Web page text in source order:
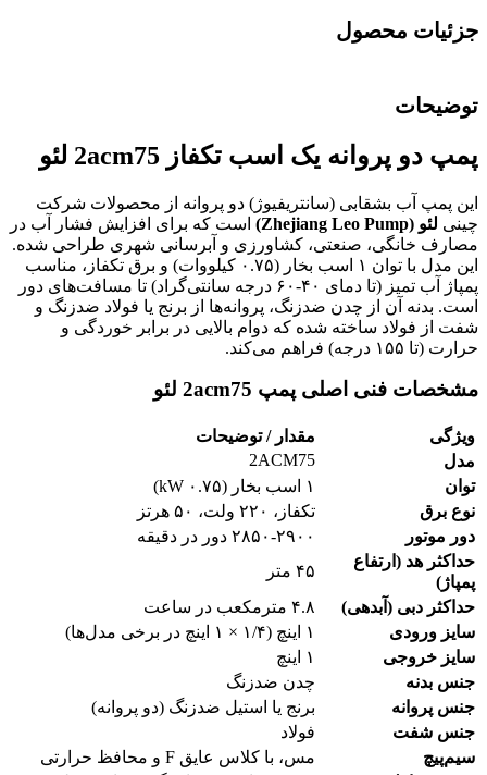
جزئیات محصول
توضیحات
پمپ دو پروانه یک اسب تکفاز 2acm75 لئو
این پمپ آب بشقابی (سانتریفیوژ) دو پروانه از محصولات شرکت
چینی لئو(Zhejiang Leo Pump)
است که برای افزایش فشار آب در
مصارف خانگی، صنعتی، کشاورزی و آبرسانی شهری طراحی شده.
این مدل با توان ۱ اسب بخار (۰.۷۵ کیلووات) و برق تکفاز، مناسب
پمپاژ آب تمیز (تا دمای ۴۰-۶۰ درجه سانتی‌گراد) تا مسافت‌های دور
است. بدنه آن از چدن ضدزنگ، پروانه‌ها از برنج یا فولاد ضدزنگ و
شفت از فولاد ساخته شده که دوام بالایی در برابر خوردگی و
حرارت (تا ۱۵۵ درجه) فراهم می‌کند.
مشخصات فنی اصلی پمپ 2acm75 لئو
ویژگی
مقدار / توضیحات
مدل
2ACM75
توان
۱ اسب بخار (۰.۷۵ kW)
نوع برق
تکفاز، ۲۲۰ ولت، ۵۰ هرتز
دور موتور
۲۸۵۰-۲۹۰۰ دور در دقیقه
حداکثر هد (ارتفاع
پمپاژ)
۴۵ متر
حداکثر دبی (آبدهی)
۴.۸ مترمکعب در ساعت
سایز ورودی
۱ اینچ (۱/۴ × ۱ اینچ در برخی مدل‌ها)
سایز خروجی
۱ اینچ
جنس بدنه
چدن ضدزنگ
جنس پروانه
برنج یا استیل ضدزنگ (دو پروانه)
جنس شفت
فولاد
سیم‌پیچ
مس، با کلاس عایق F و محافظ حرارتی